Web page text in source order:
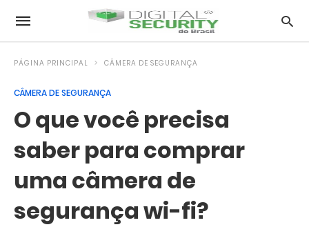
PÁGINA PRINCIPAL CÂMERA DE SEGURANÇA
CÂMERA DE SEGURANÇA
O que você precisa
saber para comprar
uma câmera de
segurança wi-fi?